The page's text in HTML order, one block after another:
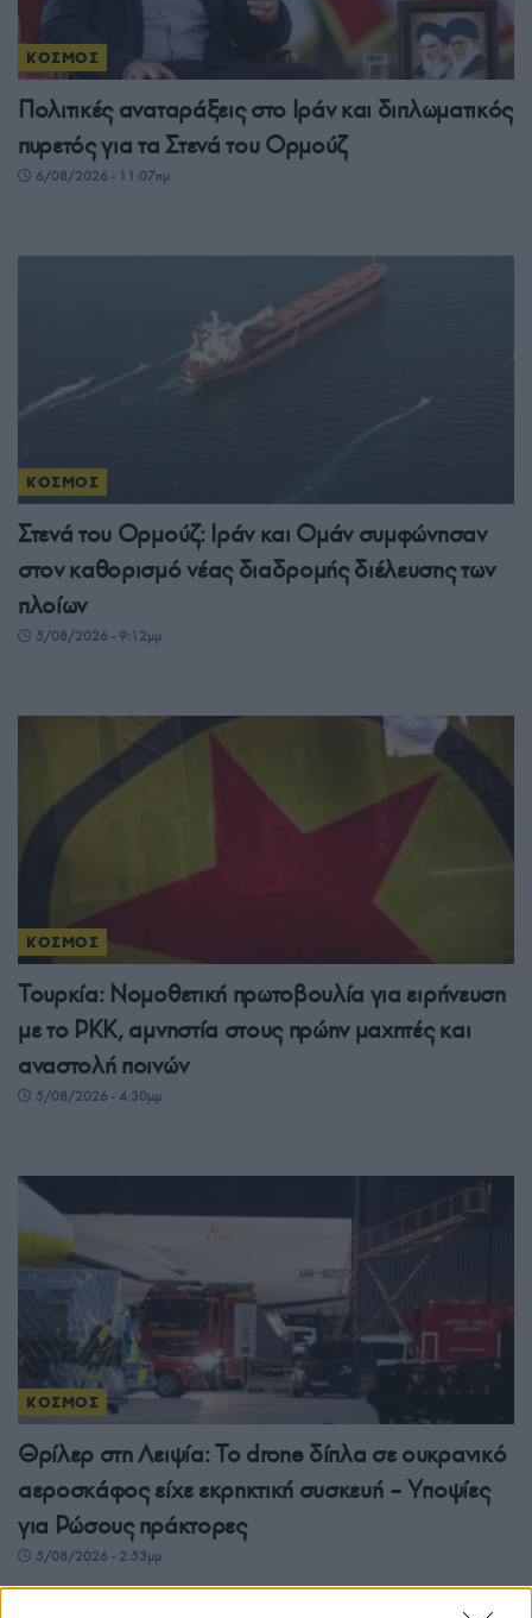
ΚΟΣΜΟΣ
Πολιτικές αναταράξεις στο Ιράν και διπλωματικός
πυρετός για τα Στενά του Ορμούζ
6/08/2026 - 11:07πμ
ΚΟΣΜΟΣ
Στενά του Ορμούζ: Ιράν και Ομάν συμφώνησαν
στον καθορισμό νέας διαδρομής διέλευσης των
πλοίων
5/08/2026 - 9:12μμ
ΚΟΣΜΟΣ
Τουρκία: Νομοθετική πρωτοβουλία για ειρήνευση
με το PKK, αμνηστία στους πρώην μαχητές και
αναστολή ποινών
5/08/2026 - 4:30μμ
ΚΟΣΜΟΣ
Θρίλερ στη Λειψία: Το drone δίπλα σε ουκρανικό
αεροσκάφος είχε εκρηκτική συσκευή – Υποψίες
για Ρώσους πράκτορες
5/08/2026 - 2:53μμ